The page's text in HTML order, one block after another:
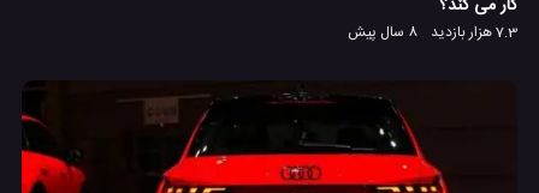
کار می کند؟
7.3 هزار بازدید 8 سال پیش